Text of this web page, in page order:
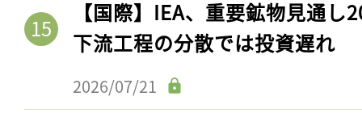
【国際】IEA、重要鉱物見通
下流工程の分散では投資遅れ
2026/07/21